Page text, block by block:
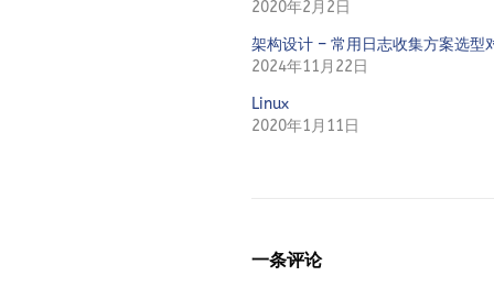
2020年2月2日
架构设计 – 常用日志收集方案选型
2024年11月22日
Linux
2020年1月11日
一条评论